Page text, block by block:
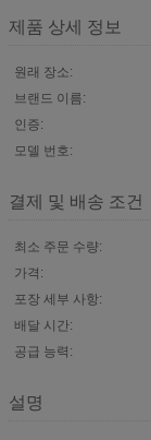
제품 상세 정보
원래 장소:
브랜드 이름:
인증:
모델 번호:
결제 및 배송 조건
최소 주문 수량:
가격:
포장 세부 사항:
배달 시간:
공급 능력:
설명